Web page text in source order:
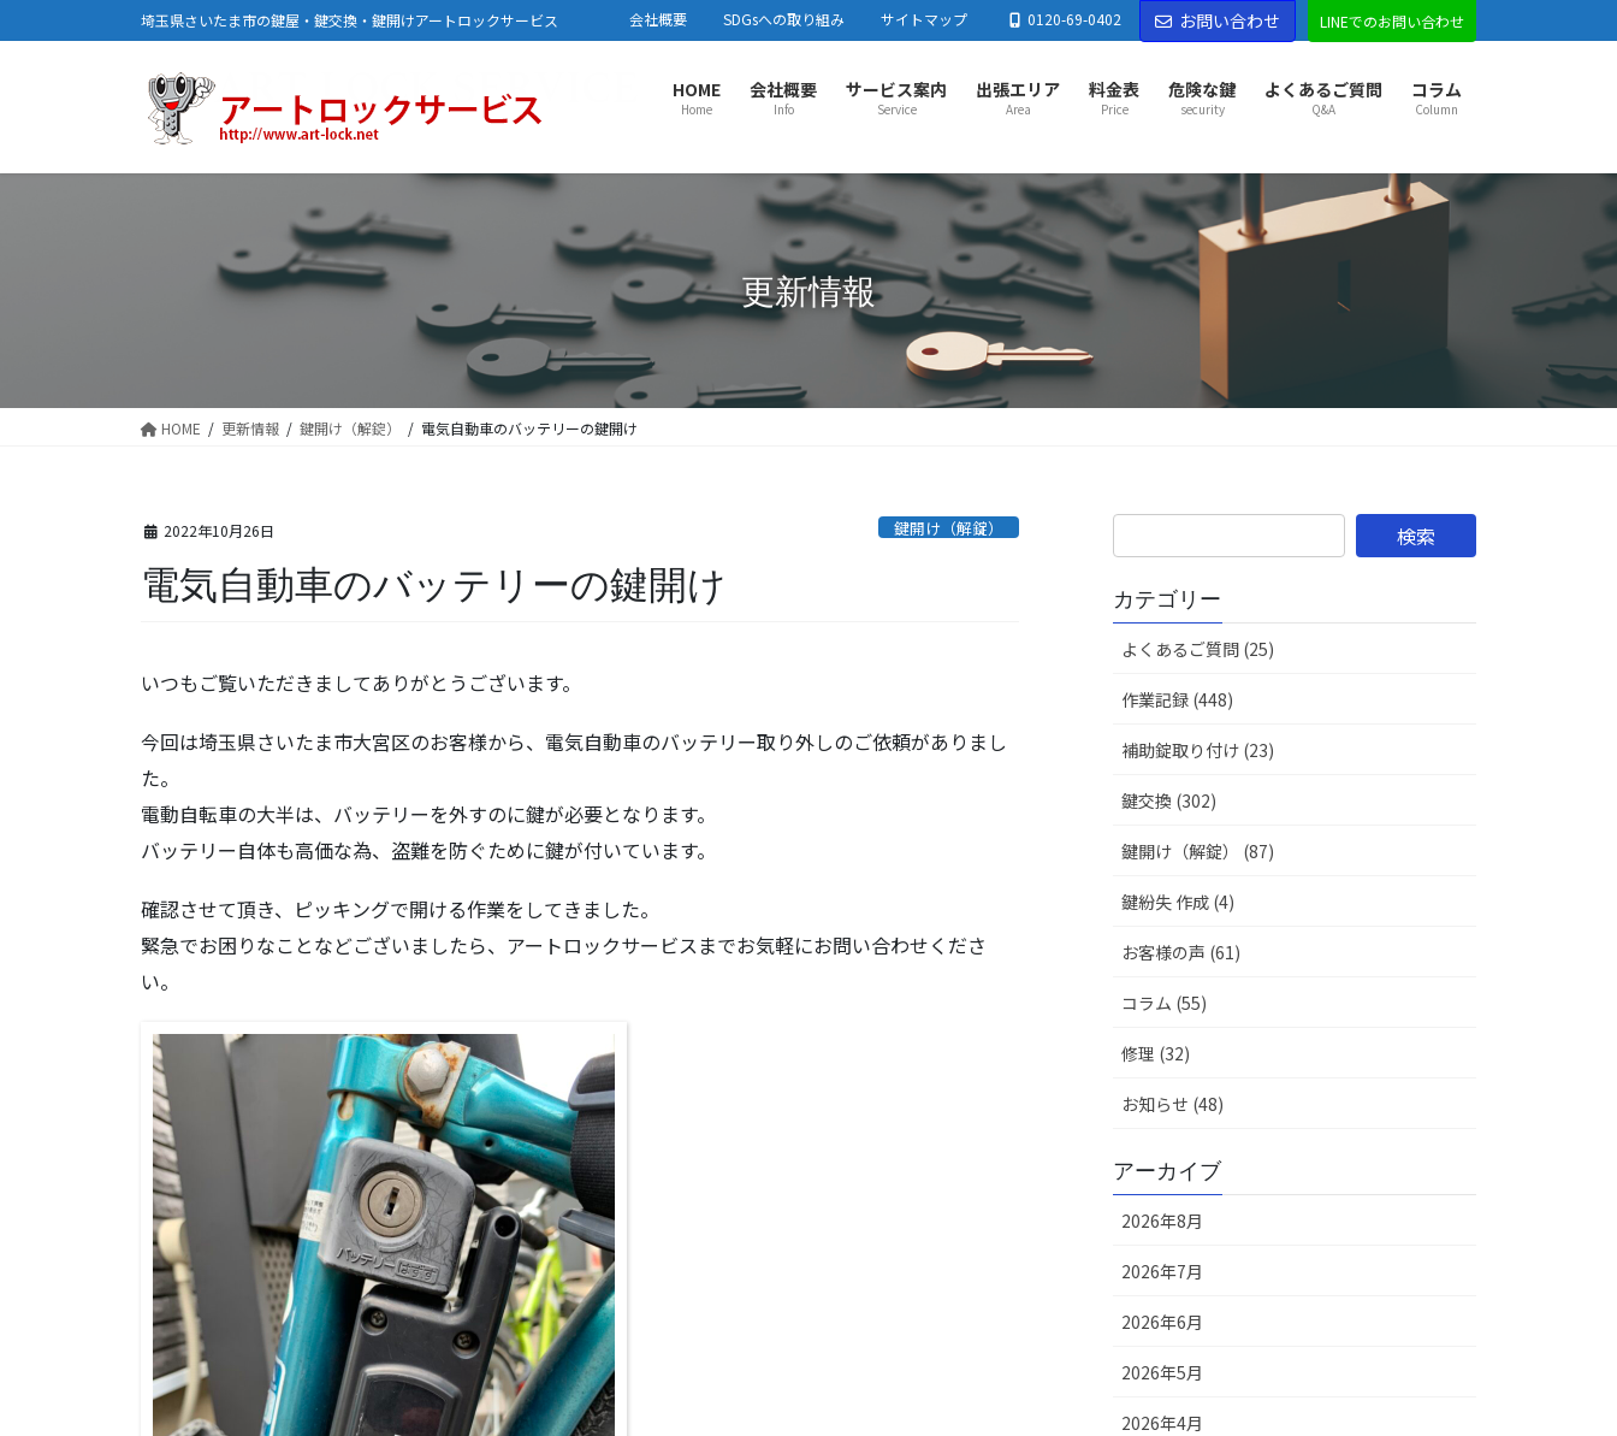
ン
ビ
埼玉県さいたま市の鍵屋・鍵交換・鍵開けアートロックサービス 会社概要 SDGsへの取り組み サイトマップ 0120-69-0402 お問い合わせ LINEでのお問い合わせ
HOME
Home
会社概要
Info
サービス案内
Service
出張エリア
Area
さいたま市センター
さいたま市川口市蕨市戸田市
足立区
練馬区
春日部市センター
春日部市越谷市 草加市八潮市
吉川市
加須市 久喜市幸手市宮代町杉戸町松伏町
松戸市
流山市
古河市 五霞町境町
上尾市センター
上尾市蓮田市行田市羽生市鴻巣市 桶川市北本市
白岡市伊奈町川島町吉見町
川越市センター
川越市東松山市 坂戸市鶴ヶ島市
毛呂山町
朝霞市志木市和光市
新座市富士見市日高市 東村山市周辺
熊谷市センター
熊谷市秩父市 深谷市
上里町寄居町
栃木市足利市伊勢崎市太田市館林市邑楽郡
料金表
Price
危険な鍵
security
よくあるご質問
Q&A
コラム
Column
更新情報
HOME 更新情報 鍵開け（解錠） 電気自動車のバッテリーの鍵開け
2022年10月26日 鍵開け（解錠）
電気自動車のバッテリーの鍵開け
いつもご覧いただきましてありがとうございます。
今回は埼玉県さいたま市大宮区のお客様から、電気自動車のバッテリー取り外しのご依頼がありまし
た。
電動自転車の大半は、バッテリーを外すのに鍵が必要となります。
バッテリー自体も高価な為、盗難を防ぐために鍵が付いています。
確認させて頂き、ピッキングで開ける作業をしてきました。
緊急でお困りなことなどございましたら、アートロックサービスまでお気軽にお問い合わせくださ
い。
カテゴリー
よくあるご質問 (25)
作業記録 (448)
補助錠取り付け (23)
鍵交換 (302)
鍵開け（解錠） (87)
鍵紛失 作成 (4)
お客様の声 (61)
コラム (55)
修理 (32)
お知らせ (48)
アーカイブ
2026年8月
2026年7月
2026年6月
2026年5月
2026年4月